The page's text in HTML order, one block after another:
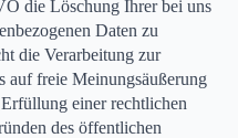
die Löschung Ihrer bei uns
Daten zu
die Verarbeitung zur
auf freie Meinungsäußerung
einer rechtlichen
des öffentlichen